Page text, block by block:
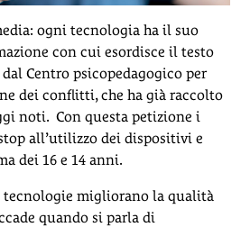
ogni tecnologia ha il suo
con cui esordisce il testo
Centro psicopedagogico per
dei conflitti, che ha già raccolto
noti. Con questa petizione i
all’utilizzo dei dispositivi e
dei 16 e 14 anni.
tecnologie migliorano la qualità
quando si parla di